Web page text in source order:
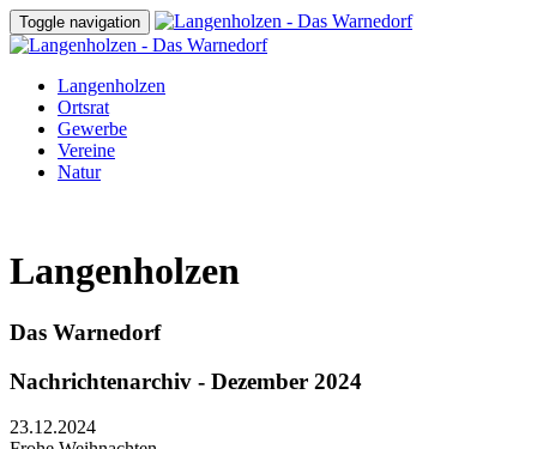
Toggle navigation
Langenholzen
Ortsrat
Gewerbe
Vereine
Natur
Langenholzen
Das Warnedorf
Nachrichtenarchiv - Dezember 2024
23.12.2024